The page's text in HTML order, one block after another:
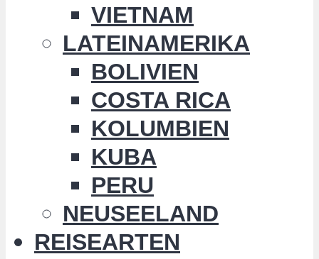
VIETNAM
LATEINAMERIKA
BOLIVIEN
COSTA RICA
KOLUMBIEN
KUBA
PERU
NEUSEELAND
REISEARTEN